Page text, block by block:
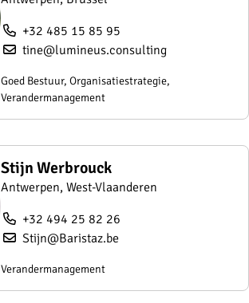
+32 485 15 85 95
tine@lumineus.consulting
Goed Bestuur, Organisatiestrategie,
Verandermanagement
Stijn Werbrouck
Antwerpen, West-Vlaanderen
+32 494 25 82 26
Stijn@Baristaz.be
Verandermanagement